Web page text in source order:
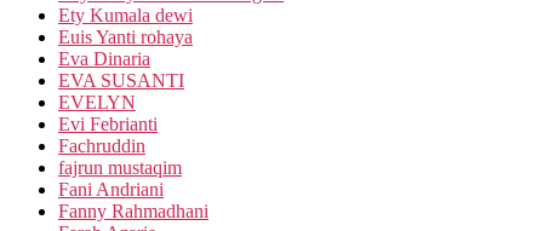
Ety Kumala dewi
Euis Yanti rohaya
Eva Dinaria
EVA SUSANTI
EVELYN
Evi Febrianti
Fachruddin
fajrun mustaqim
Fani Andriani
Fanny Rahmadhani